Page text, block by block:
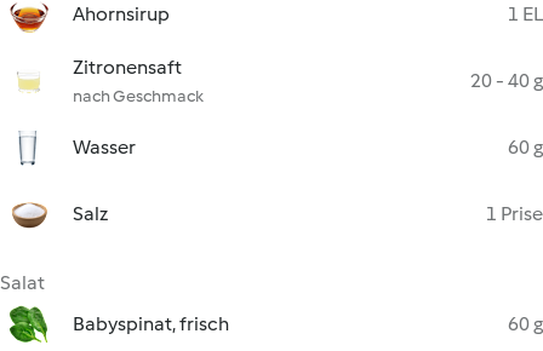
Ahornsirup 1 EL
Zitronensaft
nach Geschmack
20 - 40 g
Wasser 60 g
Salz 1 Prise
Salat
Babyspinat, frisch
60 g